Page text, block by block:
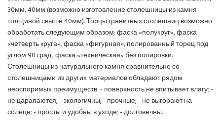
30мм, 40мм (возможно изготовление столешницы из камня
толщиной свыше 40мм). Торцы гранитных столешниц возможно
обработать следующим образом: фаска «полукруг», фаска
«четверть круга», фаска «фигурная», полированный торец под
углом 90 град., фаска «техническая» без полировки.
Столешницы из натурального камня сравнительно со
столешницами из других материалов обладают рядом
неоспоримых преимуществ: - поверхность не впитывает влагу; -
не царапаются; - экологичны; - прочные; - не выгорают на
солнце; - просты и удобны в уходе; - долговечны.